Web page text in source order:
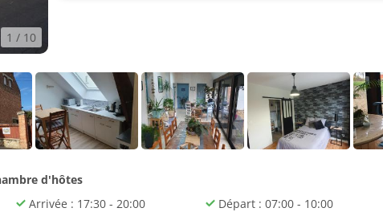
1 / 10
d'hôtes
Arrivée : 17:30 - 20:00 Départ : 07:00 - 10:00